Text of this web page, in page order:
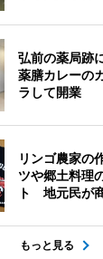
弘前の薬局跡
薬膳カレーの
ラして開業
リンゴ農家の
ツや郷土料理
ト 地元民が
もっと見る